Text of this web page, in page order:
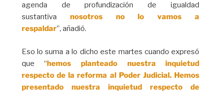
agenda de profundización de igualdad
sustantiva nosotros no lo vamos a
respaldar”, añadió.
Eso lo suma a lo dicho este martes cuando expresó
que “hemos planteado nuestra inquietud
respecto de la reforma al Poder Judicial. Hemos
presentado nuestra inquietud respecto de